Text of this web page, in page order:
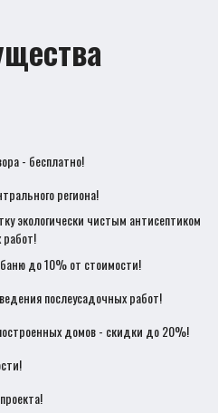
- бесплатно!
региона!
экологически чистым антисептиком
до 10% от стоимости!
послеусадочных работ!
домов - скидки до 20%!